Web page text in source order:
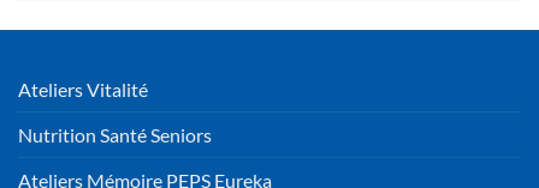
Ateliers Vitalité
Nutrition Santé Seniors
Ateliers Mémoire PEPS Eureka